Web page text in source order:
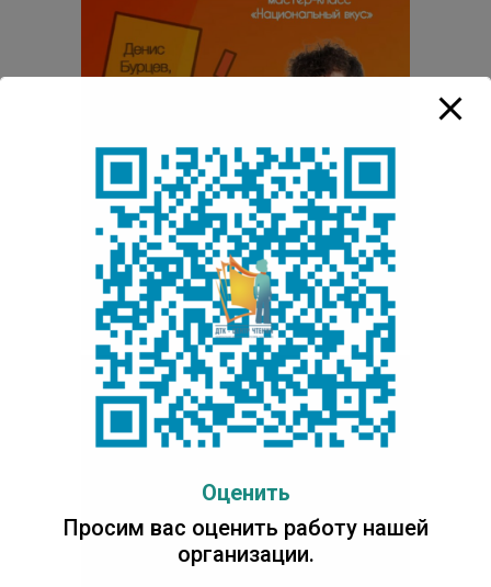
Оценить
Просим вас оценить работу нашей
организации.